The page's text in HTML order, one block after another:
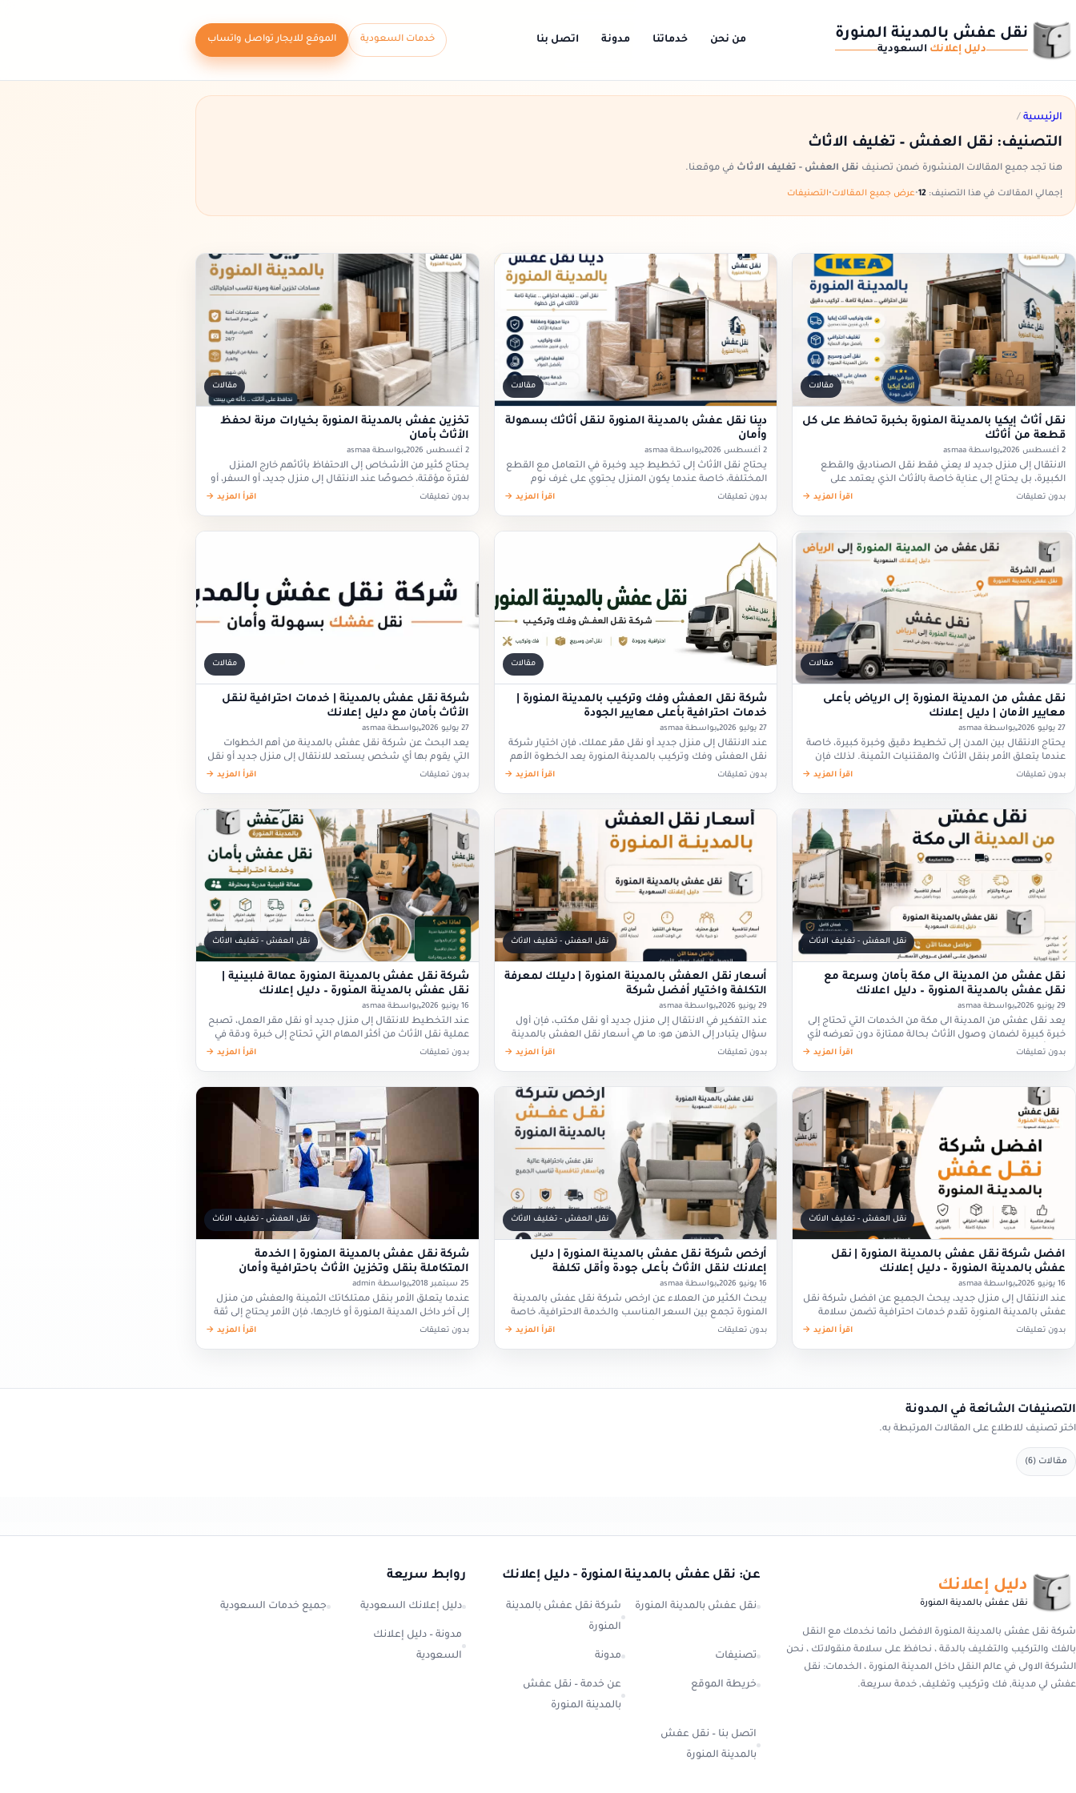
نقل عفش بالمدينة المنورة
دليل إعلانك السعودية
من نحن خدماتنا مدونة اتصل بنا خدمات السعودية الموقع للايجار تواصل واتساب
الرئيسية /
التصنيف: نقل العفش – تغليف الاثاث
هنا تجد جميع المقالات المنشورة ضمن تصنيف نقل العفش - تغليف الاثاث في موقعنا.
إجمالي المقالات في هذا التصنيف: •عرض جميع المقالات•التصنيفات
مقالات
نقل أثاث إيكيا بالمدينة المنورة بخبرة تحافظ على كل
قطعة من أثاثك
2 أغسطس 2026 بواسطة asmaa
الانتقال إلى منزل جديد لا يعني فقط نقل الصناديق والقطع
الكبيرة، بل يحتاج إلى عناية خاصة بالأثاث الذي يعتمد على
التركيب والتجميع، ومن أبرز الأمثلة على…
بدون تعليقات اقرأ المزيد →
مقالات
دينا نقل عفش بالمدينة المنورة لنقل أثاثك بسهولة
وأمان
2 أغسطس 2026 بواسطة asmaa
يحتاج نقل الأثاث إلى تخطيط جيد وخبرة في التعامل مع القطع
المختلفة، خاصة عندما يكون المنزل يحتوي على غرف نوم
كبيرة، مجالس، خزائن، أجهزة كهربائية أو…
بدون تعليقات اقرأ المزيد →
مقالات
تخزين عفش بالمدينة المنورة بخيارات مرنة لحفظ
الأثاث بأمان
2 أغسطس 2026 بواسطة asmaa
يحتاج كثير من الأشخاص إلى الاحتفاظ بأثاثهم خارج المنزل
لفترة مؤقتة، خصوصًا عند الانتقال إلى منزل جديد، أو السفر، أو
ترميم العقار، أو الانتظار حتى تجهيز…
بدون تعليقات اقرأ المزيد →
مقالات
نقل عفش من المدينة المنورة إلى الرياض بأعلى
معايير الأمان | دليل إعلانك
27 يوليو 2026 بواسطة asmaa
يحتاج الانتقال بين المدن إلى تخطيط دقيق وخبرة كبيرة، خاصة
عندما يتعلق الأمر بنقل الأثاث والمقتنيات الثمينة. لذلك فإن
اختيار شركة متخصصة في نقل عفش من…
بدون تعليقات اقرأ المزيد →
مقالات
شركة نقل العفش وفك وتركيب بالمدينة المنورة |
خدمات احترافية بأعلى معايير الجودة
27 يوليو 2026 بواسطة asmaa
عند الانتقال إلى منزل جديد أو نقل مقر عملك، فإن اختيار شركة
نقل العفش وفك وتركيب بالمدينة المنورة يعد الخطوة الأهم
لضمان الحفاظ على جميع المقتنيات…
بدون تعليقات اقرأ المزيد →
مقالات
شركة نقل عفش بالمدينة | خدمات احترافية لنقل
الأثاث بأمان مع دليل إعلانك
27 يوليو 2026 بواسطة asmaa
يعد البحث عن شركة نقل عفش بالمدينة من أهم الخطوات
التي يقوم بها أي شخص يستعد للانتقال إلى منزل جديد أو نقل
مقر عمله. فعملية نقل…
بدون تعليقات اقرأ المزيد →
نقل العفش - تغليف الاثاث
نقل عفش من المدينة الى مكة بأمان وسرعة مع
نقل عفش بالمدينة المنورة – دليل اعلانك
29 يونيو 2026 بواسطة asmaa
يعد نقل عفش من المدينة الى مكة من الخدمات التي تحتاج إلى
خبرة كبيرة لضمان وصول الأثاث بحالة ممتازة دون تعرضه لأي
تلف أو خدوش. فالانتقال…
بدون تعليقات اقرأ المزيد →
نقل العفش - تغليف الاثاث
أسعار نقل العفش بالمدينة المنورة | دليلك لمعرفة
التكلفة واختيار أفضل شركة
29 يونيو 2026 بواسطة asmaa
عند التفكير في الانتقال إلى منزل جديد أو نقل مكتب، فإن أول
سؤال يتبادر إلى الذهن هو: ما هي أسعار نقل العفش بالمدينة
المنورة؟ تختلف الأسعار…
بدون تعليقات اقرأ المزيد →
نقل العفش - تغليف الاثاث
شركة نقل عفش بالمدينة المنورة عمالة فلبينية |
نقل عفش بالمدينة المنورة – دليل إعلانك
16 يونيو 2026 بواسطة asmaa
عند التخطيط للانتقال إلى منزل جديد أو نقل مقر العمل، تصبح
عملية نقل الأثاث من أكثر المهام التي تحتاج إلى خبرة ودقة في
التنفيذ. لذلك يبحث…
بدون تعليقات اقرأ المزيد →
نقل العفش - تغليف الاثاث
افضل شركة نقل عفش بالمدينة المنورة | نقل
عفش بالمدينة المنورة – دليل إعلانك
16 يونيو 2026 بواسطة asmaa
عند الانتقال إلى منزل جديد، يبحث الجميع عن افضل شركة نقل
عفش بالمدينة المنورة تقدم خدمات احترافية تضمن سلامة
الأثاث ووصوله دون أي تلف. وتوفر نقل…
بدون تعليقات اقرأ المزيد →
نقل العفش - تغليف الاثاث
أرخص شركة نقل عفش بالمدينة المنورة | دليل
إعلانك لنقل الأثاث بأعلى جودة وأقل تكلفة
16 يونيو 2026 بواسطة asmaa
يبحث الكثير من العملاء عن ارخص شركة نقل عفش بالمدينة
المنورة تجمع بين السعر المناسب والخدمة الاحترافية، خاصة
عند الانتقال إلى منزل جديد أو نقل مكتب…
بدون تعليقات اقرأ المزيد →
نقل العفش - تغليف الاثاث
شركة نقل عفش بالمدينة المنورة | الخدمة
المتكاملة بنقل وتخزين الأثاث باحترافية وأمان
25 سبتمبر 2018 بواسطة admin
عندما يتعلق الأمر بنقل ممتلكاتك الثمينة والعفش من منزل
إلى آخر داخل المدينة المنورة أو خارجها، فإن الأمر يحتاج إلى ثقة
مطلقة وخبرة حقيقية. نحن في…
بدون تعليقات اقرأ المزيد →
التصنيفات الشائعة في المدونة
اختر تصنيف للاطلاع على المقالات المرتبطة به.
مقالات (6)
دليل إعلانك
نقل عفش بالمدينة المنورة
شركة نقل عفش بالمدينة المنورة الافضل دائما نخدمك مع النقل
بالفك والتركيب والتغليف بالدقة ، نحافظ على سلامة منقولاتك ، نحن
الشركة الاولى في عالم النقل داخل المدينة المنورة ، الخدمات: نقل
عفش لي مدينة, فك وتركيب وتغليف, خدمة سريعة.
عن: نقل عفش بالمدينة المنورة - دليل إعلانك
نقل عفش بالمدينة المنورة
شركة نقل عفش بالمدينة
المنورة
تصنيفات مدونة
خريطة الموقع
عن خدمة – نقل عفش
بالمدينة المنورة
اتصل بنا – نقل عفش
بالمدينة المنورة
روابط سريعة
دليل إعلانك السعودية جميع خدمات السعودية
مدونة – دليل إعلانك
السعودية